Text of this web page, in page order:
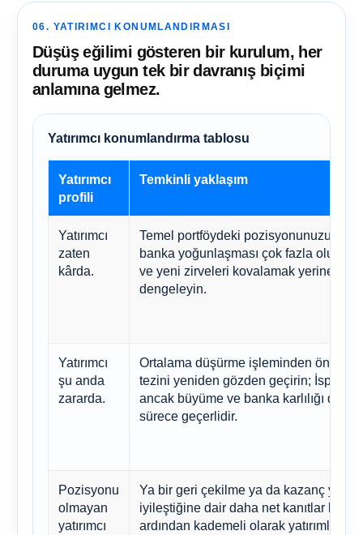
06. YATIRIMCI KONUMLANDIRMASI
Düşüş eğilimi gösteren bir kurulum, her
duruma uygun tek bir davranış biçimi
anlamına gelmez.
Yatırımcı konumlandırma tablosu
Yatırımcı
profili
Temkinli yaklaşım
Yatırımcı
zaten
kârda.
Temel portföydeki pozisyonunuzu
banka yoğunlaşması çok fazla olursa
ve yeni zirveleri kovalamak yerine
dengeleyin.
Yatırımcı
şu anda
zararda.
Ortalama düşürme işleminden önce
tezini yeniden gözden geçirin; İspanya
ancak büyüme ve banka karlılığı
sürece geçerlidir.
Pozisyonu
olmayan
yatırımcı
Ya bir geri çekilme ya da kazanç
iyileştiğine dair daha net kanıtlar
ardından kademeli olarak